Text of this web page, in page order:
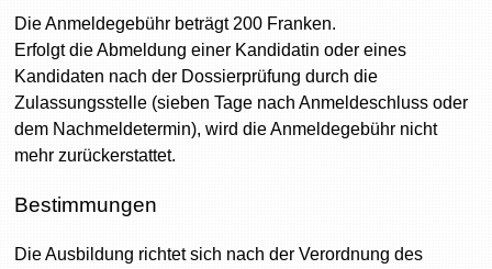
Die Anmeldegebühr beträgt 200 Franken.
Erfolgt die Abmeldung einer Kandidatin oder eines
Kandidaten nach der Dossierprüfung durch die
Zulassungsstelle (sieben Tage nach Anmeldeschluss oder
dem Nachmeldetermin), wird die Anmeldegebühr nicht
mehr zurückerstattet.
Bestimmungen
Die Ausbildung richtet sich nach der Verordnung des